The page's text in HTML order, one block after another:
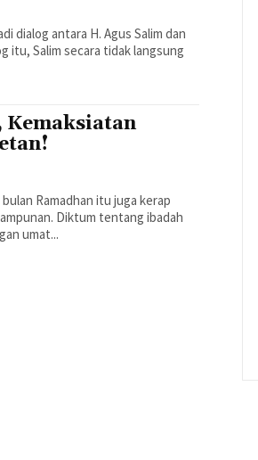
dialog antara H. Agus Salim dan
itu, Salim secara tidak langsung
Kemaksiatan
Ramadhan itu juga kerap
Diktum tentang ibadah
umat...